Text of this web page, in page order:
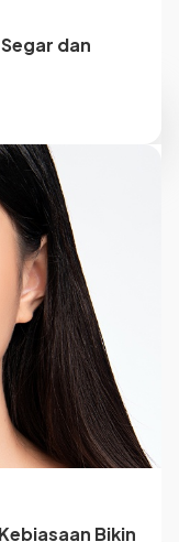
dan
Bikin